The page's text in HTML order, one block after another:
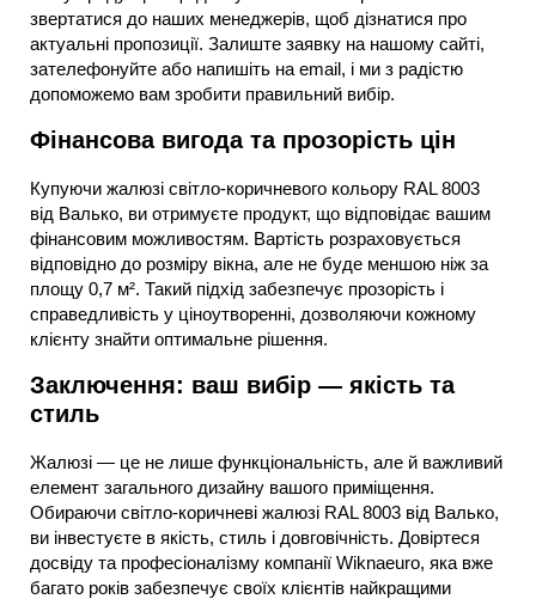
звертатися до наших менеджерів, щоб дізнатися про
актуальні пропозиції. Залиште заявку на нашому сайті,
зателефонуйте або напишіть на email, і ми з радістю
допоможемо вам зробити правильний вибір.
Фінансова вигода та прозорість цін
Купуючи жалюзі світло-коричневого кольору RAL 8003
від Валько, ви отримуєте продукт, що відповідає вашим
фінансовим можливостям. Вартість розраховується
відповідно до розміру вікна, але не буде меншою ніж за
площу 0,7 м². Такий підхід забезпечує прозорість і
справедливість у ціноутворенні, дозволяючи кожному
клієнту знайти оптимальне рішення.
Заключення: ваш вибір — якість та
стиль
Жалюзі — це не лише функціональність, але й важливий
елемент загального дизайну вашого приміщення.
Обираючи світло-коричневі жалюзі RAL 8003 від Валько,
ви інвестуєте в якість, стиль і довговічність. Довіртеся
досвіду та професіоналізму компанії Wiknaeuro, яка вже
багато років забезпечує своїх клієнтів найкращими